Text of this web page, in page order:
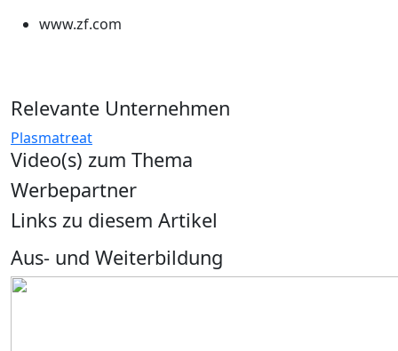
www.zf.com
Relevante Unternehmen
Plasmatreat
Video(s) zum Thema
Werbepartner
Links zu diesem Artikel
Aus- und Weiterbildung